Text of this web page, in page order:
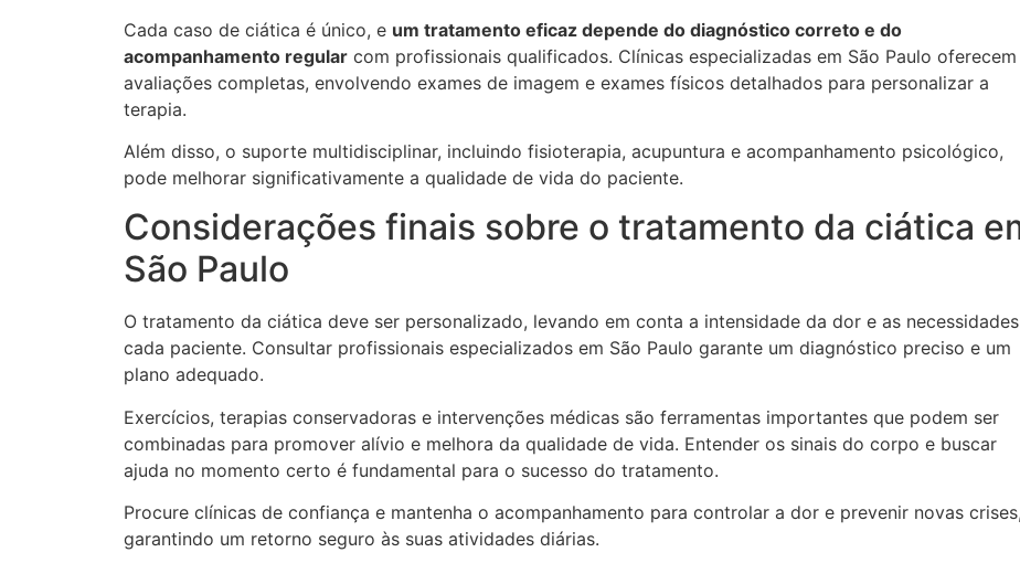
Cada caso de ciática é único, e um tratamento eficaz depende do diagnóstico correto e do
acompanhamento regular com profissionais qualificados. Clínicas especializadas em São Paulo oferecem
avaliações completas, envolvendo exames de imagem e exames físicos detalhados para personalizar a
terapia.
Além disso, o suporte multidisciplinar, incluindo fisioterapia, acupuntura e acompanhamento psicológico,
pode melhorar significativamente a qualidade de vida do paciente.
Considerações finais sobre o tratamento da ciática
São Paulo
O tratamento da ciática deve ser personalizado, levando em conta a intensidade da dor e as
cada paciente. Consultar profissionais especializados em São Paulo garante um diagnóstico preciso e um
plano adequado.
Exercícios, terapias conservadoras e intervenções médicas são ferramentas importantes que podem ser
combinadas para promover alívio e melhora da qualidade de vida. Entender os sinais do corpo e buscar
ajuda no momento certo é fundamental para o sucesso do tratamento.
Procure clínicas de confiança e mantenha o acompanhamento para controlar a dor e prevenir novas crises,
garantindo um retorno seguro às suas atividades diárias.